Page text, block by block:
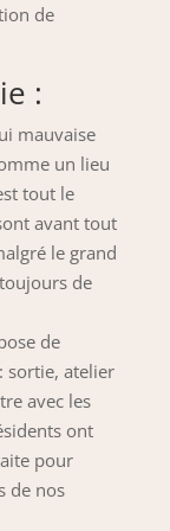
de
:
mauvaise
un lieu
tout le
avant tout
le grand
de
de
sortie, atelier
avec les
ont
pour
de nos